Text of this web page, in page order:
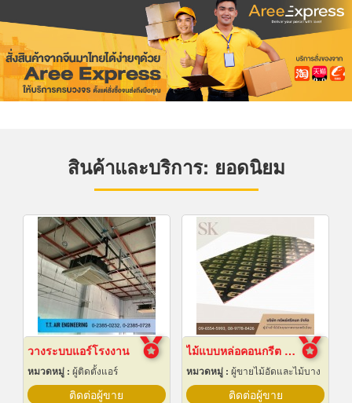
สินค้าและบริการ: ยอดนิยม
วางระบบแอร์โรงงาน
หมวดหมู่ : ผู้ติดตั้งแอร์
ติดต่อผู้ขาย
ไม้แบบหล่อคอนกรีต ไม้แบบเทปูน
หมวดหมู่ : ผู้ขายไม้อัดและไม้บาง
ติดต่อผู้ขาย